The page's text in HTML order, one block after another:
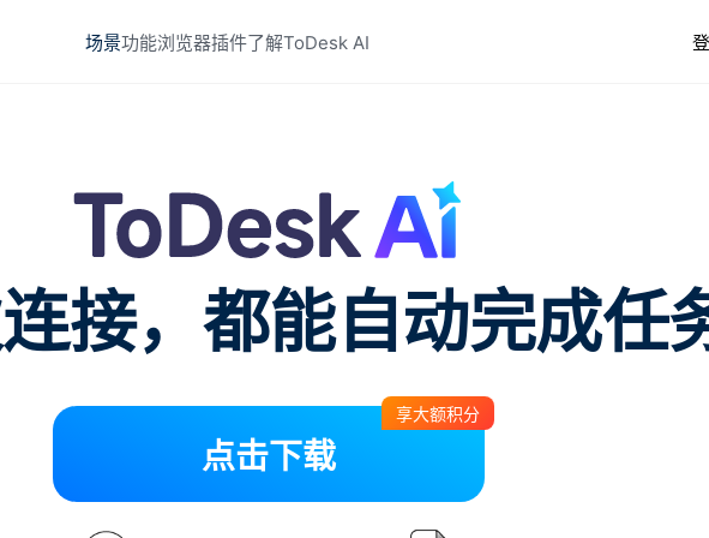
场景功能浏览器插件了解ToDesk AI
接，都能自动完成任
点击下载
享大额积分